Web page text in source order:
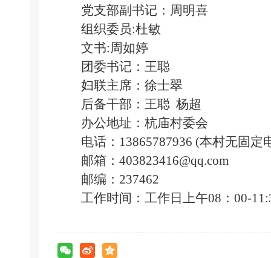
党支部副书记：周明喜
组织委员:杜敏
文书:周如婷
团委书记：王聪
妇联主席：徐士翠
后备干部：王聪 杨超
办公地址：杭庙村委会
电话：13865787936 (本村无固
邮箱： 403823416@qq.com
邮编：237462
工作时间：工作日上午08：00-